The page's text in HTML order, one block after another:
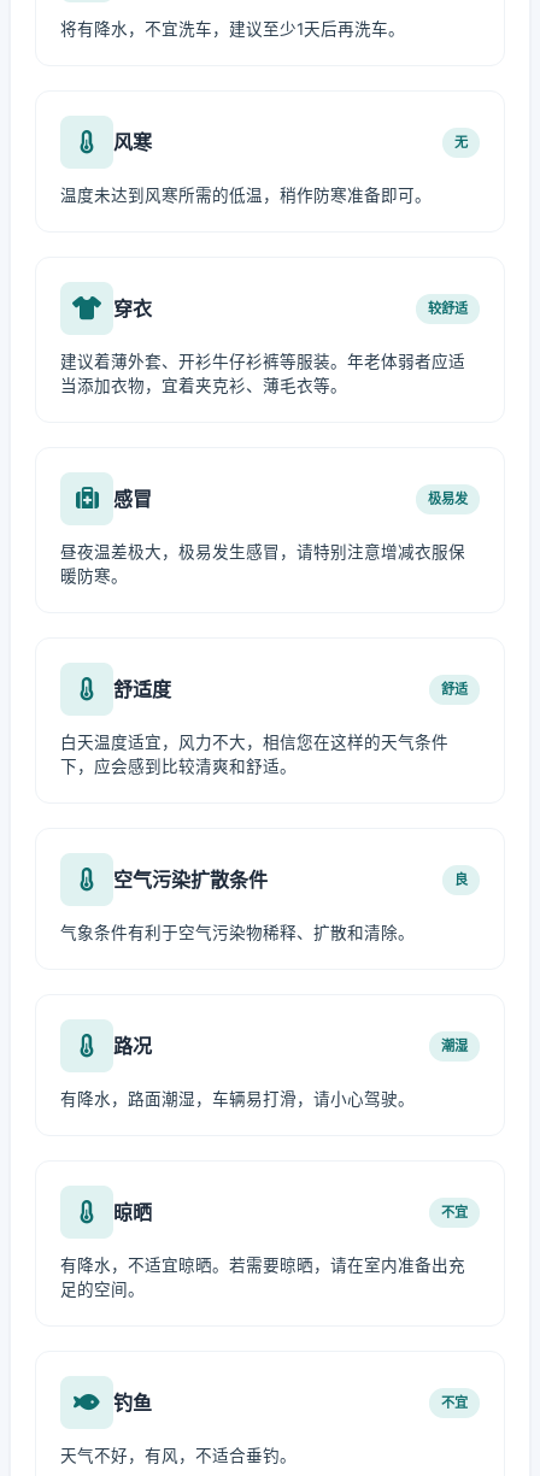
将有降水，不宜洗车，建议至少1天后再洗车。
风寒 无
温度未达到风寒所需的低温，稍作防寒准备即可。
穿衣 较舒适
建议着薄外套、开衫牛仔衫裤等服装。年老体弱者应适
当添加衣物，宜着夹克衫、薄毛衣等。
感冒 极易发
昼夜温差极大，极易发生感冒，请特别注意增减衣服保
暖防寒。
舒适度 舒适
白天温度适宜，风力不大，相信您在这样的天气条件
下，应会感到比较清爽和舒适。
空气污染扩散条件 良
气象条件有利于空气污染物稀释、扩散和清除。
路况 潮湿
有降水，路面潮湿，车辆易打滑，请小心驾驶。
晾晒 不宜
有降水，不适宜晾晒。若需要晾晒，请在室内准备出充
足的空间。
钓鱼 不宜
天气不好，有风，不适合垂钓。